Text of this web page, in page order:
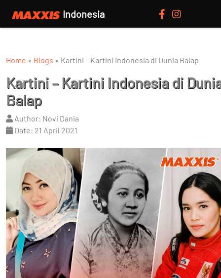
Indonesia
Home » Blogs » Kartini – Kartini Indonesia di Dunia Balap
Kartini – Kartini Indonesia di
Balap
Author: Novi Dania
Date: 21 April 2021